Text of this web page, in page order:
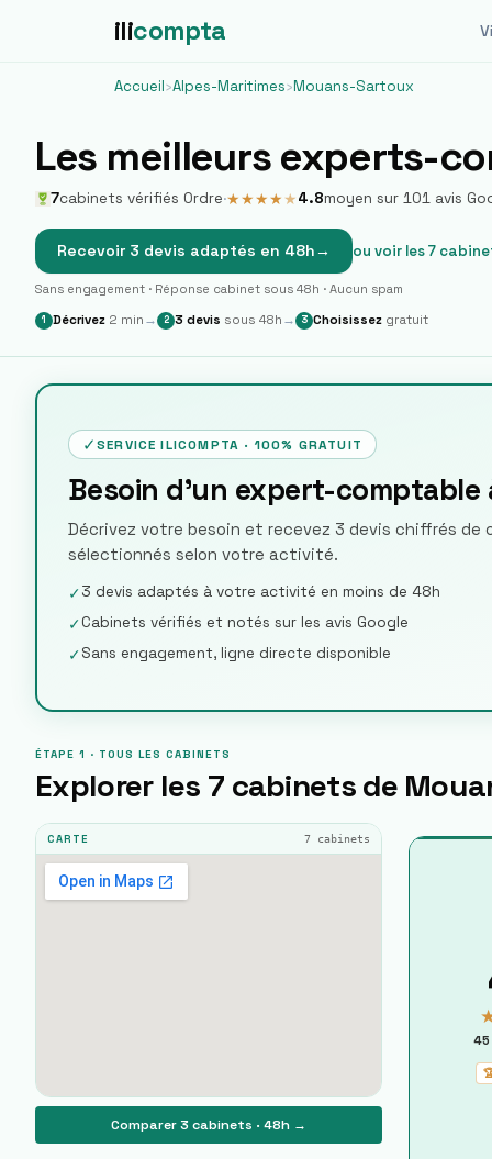
ilicompta
Accueil›Alpes-Maritimes›Mouans-Sartoux
Les meilleurs experts-
7cabinets vérifiés Ordre·★★★★★4.8moyen sur 101 avis
Recevoir 3 devis adaptés en 48h→ ou voir les7
Sans engagement · Réponse cabinet sous 48h · Aucun spam
1 Décrivez 2 min → 2 3 devis sous 48h → 3 Choisissez gratuit
✓ SERVICE ILICOMPTA · 100% GRATUIT
Besoin d'un expert-comptable
Décrivez votre besoin et recevez 3 devis chiffrés de
sélectionnés selon votre activité.
✓3 devis adaptés à votre activité en moins de 48h
✓Cabinets vérifiés et notés sur les avis Google
✓Sans engagement, ligne directe disponible
ÉTAPE 1 · TOUS LES CABINETS
Explorer les 7 cabinets de
CARTE 7 cabinets
Comparer 3 cabinets · 48h →
45